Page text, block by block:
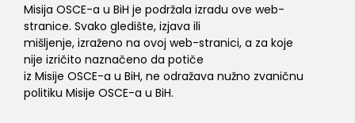
Misija OSCE-a u BiH je podržala izradu ove web-
stranice. Svako gledište, izjava ili
mišljenje, izraženo na ovoj web-stranici, a za koje
nije izričito naznačeno da potiče
iz Misije OSCE-a u BiH, ne odražava nužno zvaničnu
politiku Misije OSCE-a u BiH.